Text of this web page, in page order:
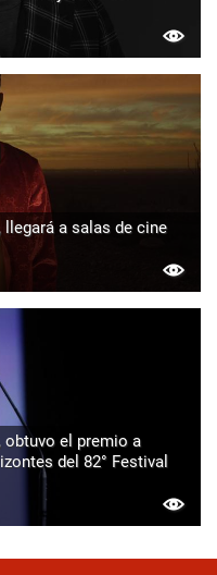
llegará a salas de cine
obtuvo el premio a
del 82° Festival